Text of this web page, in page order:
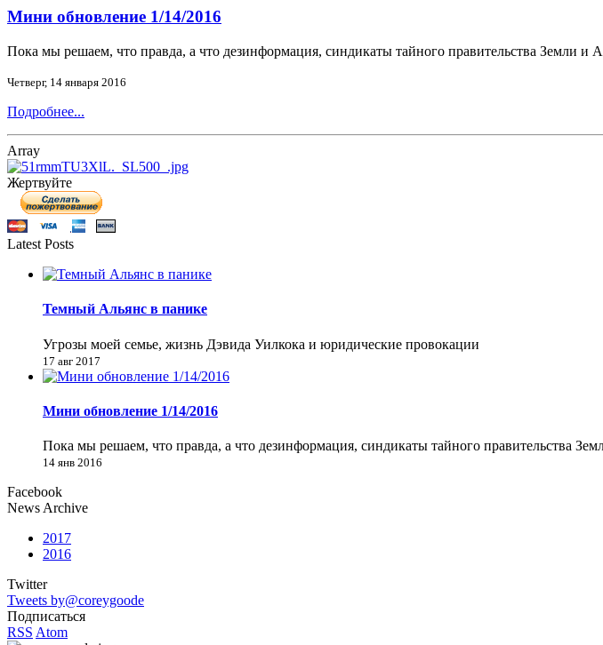
Мини обновление 1/14/2016
Пока мы решаем, что правда, а что дезинформация, синдикаты тайного правительства Земли и
Четверг, 14 января 2016
Подробнее...
Array
Жертвуйте
Latest Posts
Темный Альянс в панике
Угрозы моей семье, жизнь Дэвида Уилкока и юридические провокации
17 авг 2017
Мини обновление 1/14/2016
Пока мы решаем, что правда, а что дезинформация, синдикаты тайного правительства
14 янв 2016
Facebook
News Archive
2017
2016
Twitter
Tweets by@coreygoode
Подписаться
RSS Atom